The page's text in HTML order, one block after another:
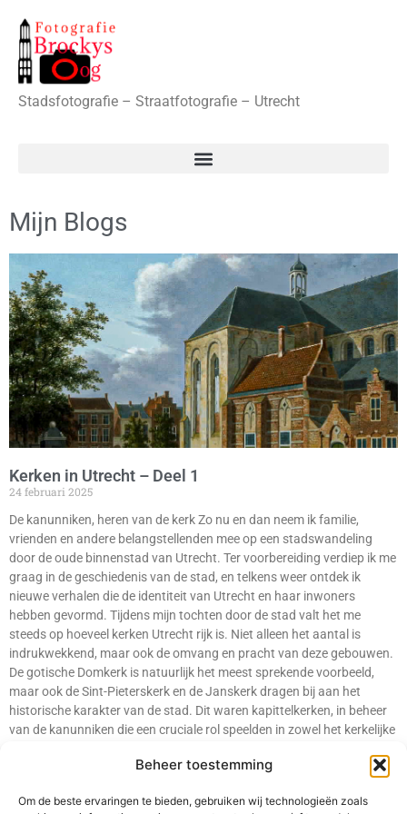
Beheer toestemming
Om de beste ervaringen te bieden, gebruiken wij technologieën zoals
Stadsfotografie – Straatfotografie – Utrecht
Mijn Blogs
Kerken in Utrecht – Deel 1
24 februari 2025
De kanunniken, heren van de kerk Zo nu en dan neem ik familie,
vrienden en andere belangstellenden mee op een stadswandeling
door de oude binnenstad van Utrecht. Ter voorbereiding verdiep ik me
graag in de geschiedenis van de stad, en telkens weer ontdek ik
nieuwe verhalen die de identiteit van Utrecht en haar inwoners
hebben gevormd. Tijdens mijn tochten door de stad valt het me
steeds op hoeveel kerken Utrecht rijk is. Niet alleen het aantal is
indrukwekkend, maar ook de omvang en pracht van deze gebouwen.
De gotische Domkerk is natuurlijk het meest sprekende voorbeeld,
maar ook de Sint-Pieterskerk en de Janskerk dragen bij aan het
historische karakter van de stad. Dit waren kapittelkerken, in beheer
van de kanunniken die een cruciale rol speelden in zowel het kerkelijke
ook de kapittels van Sint-Pieter, Sint-Jan, Sint-Marie en Sint-Salvator